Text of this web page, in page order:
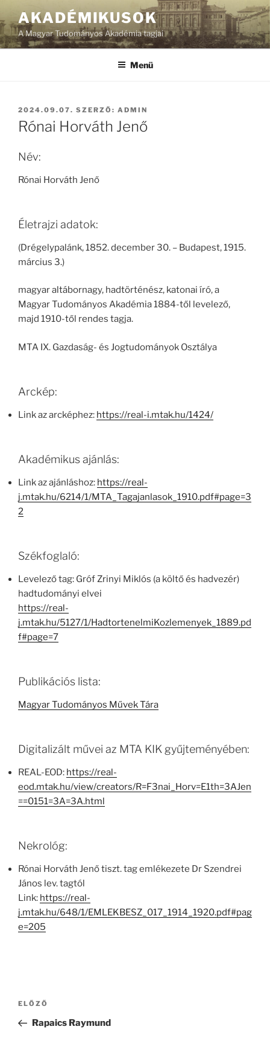
AKADÉMIKUSOK
A Magyar Tudományos Akadémia tagjai
Menü
BEKÜLDVE:
2024.09.07. SZERZŐ: ADMIN
Rónai Horváth Jenő
Név:
Rónai Horváth Jenő
Életrajzi adatok:
(Drégelypalánk, 1852. december 30. – Budapest, 1915.
március 3.)
magyar altábornagy, hadtörténész, katonai író, a
Magyar Tudományos Akadémia 1884-től levelező,
majd 1910-től rendes tagja.
MTA IX. Gazdaság- és Jogtudományok Osztálya
Arckép:
Link az arcképhez: https://real-i.mtak.hu/1424/
Akadémikus ajánlás:
Link az ajánláshoz: https://real-
j.mtak.hu/6214/1/MTA_Tagajanlasok_1910.pdf#page=3
2
Székfoglaló:
Levelező tag: Gróf Zrinyi Miklós (a költő és hadvezér)
hadtudományi elvei
https://real-
j.mtak.hu/5127/1/HadtortenelmiKozlemenyek_1889.pd
f#page=7
Publikációs lista:
Magyar Tudományos Művek Tára
Digitalizált művei az MTA KIK gyűjteményében:
REAL-EOD: https://real-
eod.mtak.hu/view/creators/R=F3nai_Horv=E1th=3AJen
==0151=3A=3A.html
Nekrológ:
Rónai Horváth Jenő tiszt. tag emlékezete Dr Szendrei
János lev. tagtól
Link: https://real-
j.mtak.hu/648/1/EMLEKBESZ_017_1914_1920.pdf#pag
e=205
Bejegyzés
Korábbi
bejegyzés
ELŐZŐ
Rapaics Raymund